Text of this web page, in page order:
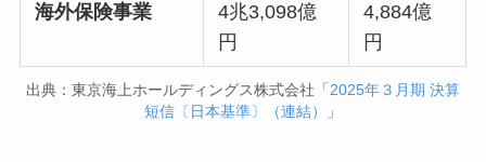
海外保険事業
4兆3,098億
円
4,884億
円
出典： 東京海上ホールディングス株式会社「 2025年３月期 決算
短信〔日本基準〕（連結）
」